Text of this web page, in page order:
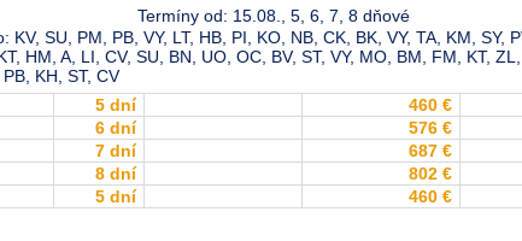
Termíny od: 15.08., 5, 6, 7, 8 dňové
KV, SU, PM, PB, VY, LT, HB, PI, KO, NB, CK, BK, VY, TA, KM, SY,
HM, A, LI, CV, SU, BN, UO, OC, BV, ST, VY, MO, BM, FM, KT,
KH, ST, CV
5 dní 460 €
6 dní 576 €
7 dní 687 €
8 dní 802 €
5 dní 460 €